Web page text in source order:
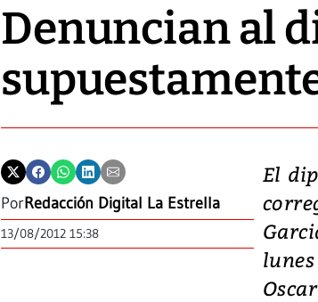
Denuncian al
PorRedacción Digital La Estrella
13/08/2012 15:38
El